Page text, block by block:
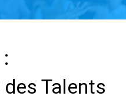
des Talents